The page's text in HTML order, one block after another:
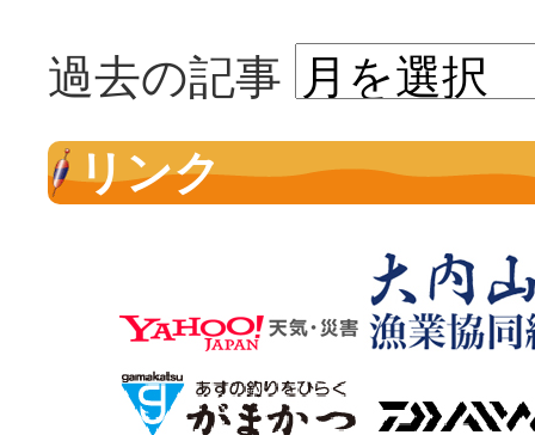
過去の記事
リンク